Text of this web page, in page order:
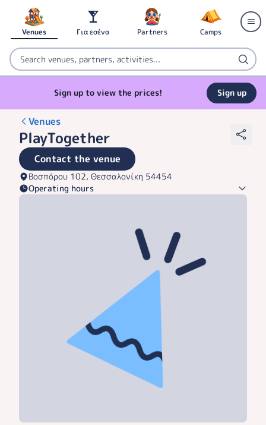
Venues Για εσένα Partners Camps
Sign up to view the prices! Sign up
Venues
PlayTogether
Contact the venue
Βοσπόρου 102, Θεσσαλονίκη 54454
Operating hours